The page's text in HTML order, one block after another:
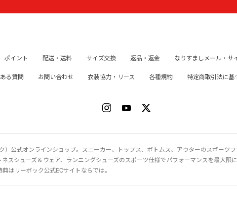
ポイント 配送・送料 サイズ交換 返品・返金 なりすましメール・サ
る質問 お問い合わせ 衣装協力・リース 各種規約 特定商取引法に基
）公式オンラインショップ。スニーカー、トップス、ボトムス、アウターのスポーツ
スシューズ＆ウェア、ランニングシューズのスポーツ仕様でパフォーマンスを最大限
はリーボック公式ECサイトならでは。